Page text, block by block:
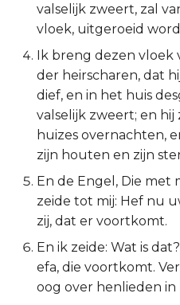
2 Korinthe
Galaten
Éfeze
Filipenzen
1 Thessalonicenzen
2 Thessalonicenzen
1 Timótheüs
valselijk zweert, zal
vloek, uitgeroeid
Ik breng dezen vloek
der heirscharen, dat
dief, en in het huis
valselijk zweert; en
huizes overnachten,
zijn houten en zijn
En de Engel, Die met
zeide tot mij: Hef nu
zij, dat er voortkomt.
En ik zeide: Wat is
efa, die voortkomt.
oog over henlieden in